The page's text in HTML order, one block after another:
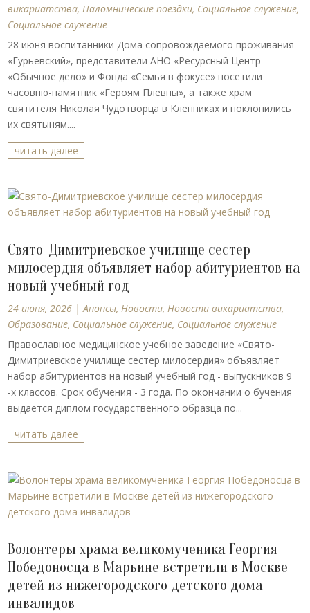
викариатства,Паломнические поездки, Социальное служение,
Социальное служение
28 июня воспитанники Дома сопровождаемого проживания
«Гурьевский», представители АНО «Ресурсный Центр
«Обычное дело» и Фонда «Семья в фокусе» посетили
часовню-памятник «Героям Плевны», а также храм
святителя Николая Чудотворца в Кленниках и поклонились
их святыням....
читать далее
Свято-Димитриевское училище сестер
милосердия объявляет набор абитуриентов на
новый учебный год
24 июня, 2026 |Анонсы,Новости,Новости викариатства,
Образование, Социальное служение, Социальное служение
Православное медицинское учебное заведение «Свято-
Димитриевское училище сестер милосердия» объявляет
набор абитуриентов на новый учебный год - выпускников 9
-х классов. Срок обучения - 3 года. По окончании о бучения
выдается диплом государственного образца по...
читать далее
Волонтеры храма великомученика Георгия
Победоносца в Марьине встретили в Москве
детей из нижегородского детского дома
инвалидов